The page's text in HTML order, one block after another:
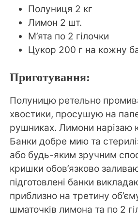
Полуниця 2 кг
Лимон 2 шт.
М’ята по 2 гілочки
Цукор 200 г на кожну
Приготування:
Полуницю ретельно
хвостики, просушую на
рушниках. Лимони нарізаю
Банки добре мию та
або будь-яким зручним
кришки обов’язково
підготовлені банки
приблизно на третину
шматочків лимона та по 2